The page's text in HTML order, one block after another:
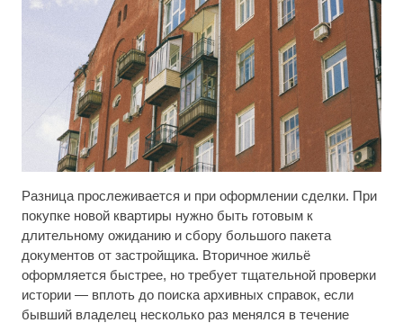
Разница прослеживается и при оформлении сделки. При
покупке новой квартиры нужно быть готовым к
длительному ожиданию и сбору большого пакета
документов от застройщика. Вторичное жильё
оформляется быстрее, но требует тщательной проверки
истории — вплоть до поиска архивных справок, если
бывший владелец несколько раз менялся в течение